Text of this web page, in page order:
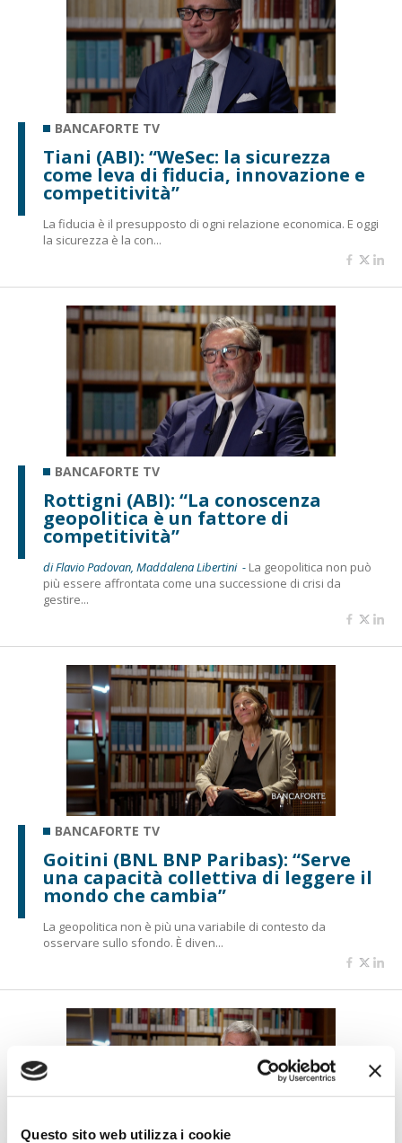
Questo sito web utilizza i cookie
BANCAFORTE TV
Tiani (ABI): “WeSec: la sicurezza
come leva di fiducia, innovazione e
competitività”
La fiducia è il presupposto di ogni relazione economica. E oggi
la sicurezza è la con...
BANCAFORTE TV
Rottigni (ABI): “La conoscenza
geopolitica è un fattore di
competitività”
di Flavio Padovan, Maddalena Libertini - La geopolitica non può
più essere affrontata come una successione di crisi da
gestire...
BANCAFORTE TV
Goitini (BNL BNP Paribas): “Serve
una capacità collettiva di leggere il
mondo che cambia”
La geopolitica non è più una variabile di contesto da
osservare sullo sfondo. È diven...